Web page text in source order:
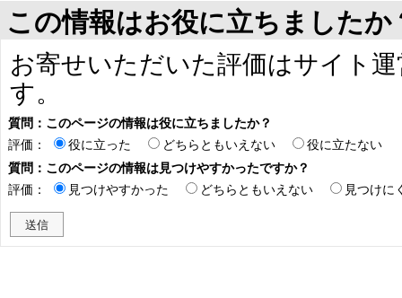
この情報はお役に立ちましたか
お寄せいただいた評価はサイト
す。
質問：このページの情報は役に立ちましたか？
評価：
役に立った どちらともいえない
役に立たない
質問：このページの情報は見つけやすかったですか？
評価：
見つけやすかった どちらともいえない 見つけに